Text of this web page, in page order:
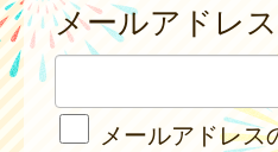
メールアドレ
メールアドレ